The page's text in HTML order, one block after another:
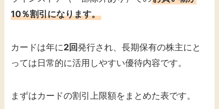
10％割引になります。
カードは年に2回発行され、長期保有の株主にと
っては日常的に活用しやすい優待内容です。
まずはカードの割引上限額をまとめた表です。